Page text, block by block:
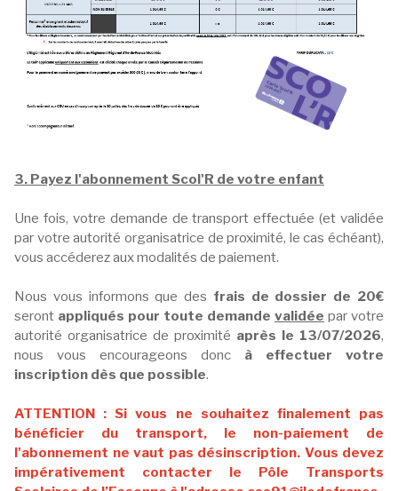
3. Payez l'abonnement Scol'R de votre enfant
Une fois, votre demande de transport effectuée (et validée
par votre autorité organisatrice de proximité, le cas échéant),
vous accéderez aux modalités de paiement.
Nous vous informons que des frais de dossier de 20€
seront appliqués pour toute demande validée par votre
autorité organisatrice de proximité après le 13/07/2026,
nous vous encourageons donc à effectuer votre
inscription dès que possible.
ATTENTION : Si vous ne souhaitez finalement pas
bénéficier du transport, le non-paiement de
l'abonnement ne vaut pas désinscription. Vous devez
impérativement contacter le Pôle Transports